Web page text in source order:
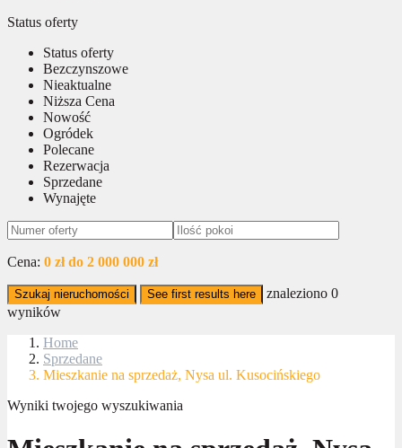
Status oferty
Status oferty
Bezczynszowe
Nieaktualne
Niższa Cena
Nowość
Ogródek
Polecane
Rezerwacja
Sprzedane
Wynajęte
Cena: 0 zł do 2 000 000 zł
Szukaj nieruchomości See first results here znaleziono 0
wyników
Home
Sprzedane
Mieszkanie na sprzedaż, Nysa ul. Kusocińskiego
Wyniki twojego wyszukiwania